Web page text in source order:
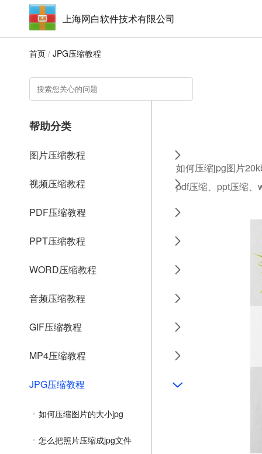
上海网白软件技术有限公司
首页 / JPG压缩教程
帮助分类
图片压缩教程
视频压缩教程
PDF压缩教程
PPT压缩教程
WORD压缩教程
音频压缩教程
GIF压缩教程
MP4压缩教程
JPG压缩教程
如何压缩图片的大小jpg
怎么把照片压缩成jpg文件
如何压缩jpg图片
pdf压缩、ppt压缩